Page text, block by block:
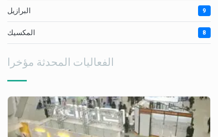
البرازيل 9
المكسيك 8
الفعاليات المحدثة مؤخرا